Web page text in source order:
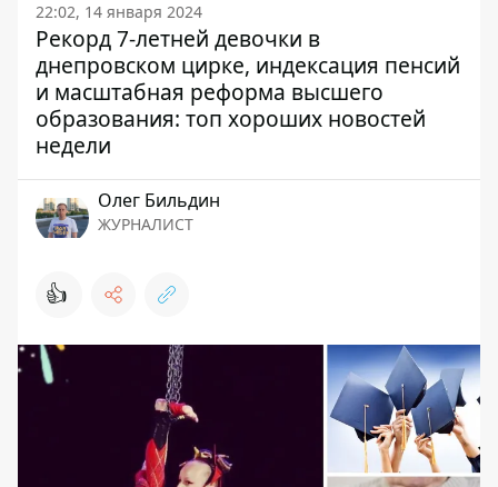
22:02, 14 января 2024
Рекорд 7-летней девочки в
днепровском цирке, индексация пенсий
и масштабная реформа высшего
образования: топ хороших новостей
недели
Олег Бильдин
ЖУРНАЛИСТ
👍